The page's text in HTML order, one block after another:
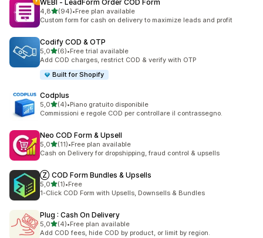
WEBI ‑ LeadForm Order COD Form
4,8de 5 estrelas
(94)
94 total de avaliações
•Free plan available
Custom form for cash on delivery to maximize leads and profit
Codify COD & OTP
5,0de 5 estrelas
(6)
6 total de avaliações
•Free trial available
Add COD charges, restrict COD & verify with OTP
Built for Shopify
Codplus
5,0de 5 estrelas
(4)
4 total de avaliações
•Piano gratuito disponibile
Commissioni e regole COD per controllare il contrassegno.
Neo COD Form & Upsell
5,0de 5 estrelas
(11)
11 total de avaliações
•Free plan available
Cash on Delivery for dropshipping, fraud control & upsells
Ⓩ COD Form Bundles & Upsells
5,0de 5 estrelas
(1)
1 total de avaliações
•Free
1-Click COD Form with Upsells, Downsells & Bundles
Plug : Cash On Delivery
5,0de 5 estrelas
(4)
4 total de avaliações
•Free plan available
Add COD fees, hide COD by product, or limit by region.